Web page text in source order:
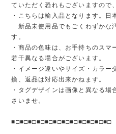
ていただく恐れもございますので
・こちらは輸入品となります。日
新品未使用品でもごくわずかな
す。
・商品の色味は、お手持ちのスマ
若干異なる場合がございます。
・イメージ違いやサイズ・カラ
換、返品は対応出来かねます。
・タグデザインは画像と異なる
さいませ。
■□■□■□■□■□■□■□■□■□■□■□■□